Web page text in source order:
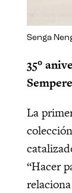
Senga
35º
Sempere
La
“Hacer